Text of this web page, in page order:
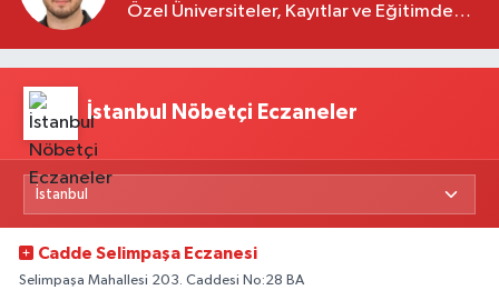
Özel Üniversiteler, Kayıtlar ve Eğitimde
İstanbul Nöbetçi Eczaneler
Cadde Selimpaşa Eczanesi
Selimpaşa Mahallesi 203. Caddesi No:28 BA